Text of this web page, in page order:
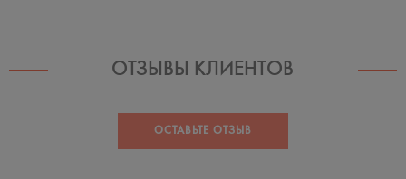
ОТЗЫВЫ КЛИЕНТОВ
ОСТАВЬТЕ ОТЗЫВ